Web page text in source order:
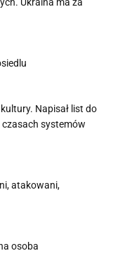
Napisał list do
czasach systemów
atakowani,
osoba